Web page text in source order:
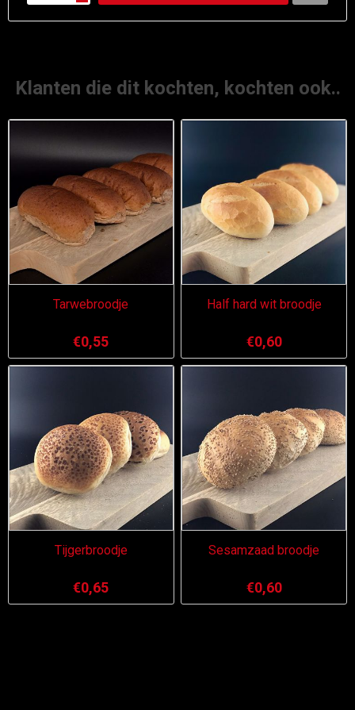
Klanten die dit kochten, kochten ook..
Tarwebroodje
€0,55
Half hard wit broodje
€0,60
Tijgerbroodje
€0,65
Sesamzaad broodje
€0,60